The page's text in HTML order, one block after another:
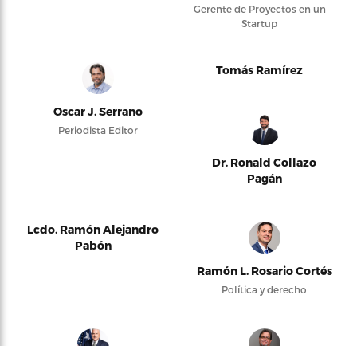
Gerente de Proyectos en un
Startup
Oscar J. Serrano
Periodista Editor
Tomás Ramírez
Dr. Ronald Collazo
Pagán
Lcdo. Ramón Alejandro
Pabón
Ramón L. Rosario Cortés
Política y derecho